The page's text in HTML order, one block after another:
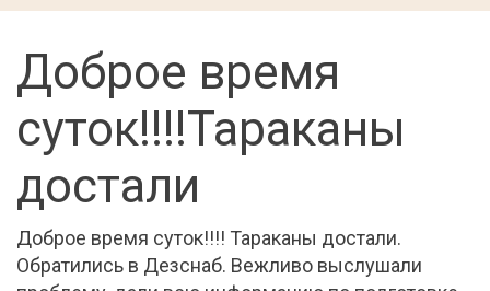
Доброе время
суток!!!!Тараканы
достали
Доброе время суток!!!! Тараканы достали.
Обратились в Дезснаб. Вежливо выслушали